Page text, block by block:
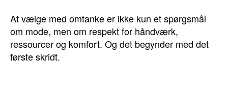
At vælge med omtanke er ikke kun et spørgsmål
om mode, men om respekt for håndværk,
ressourcer og komfort. Og det begynder med det
første skridt.